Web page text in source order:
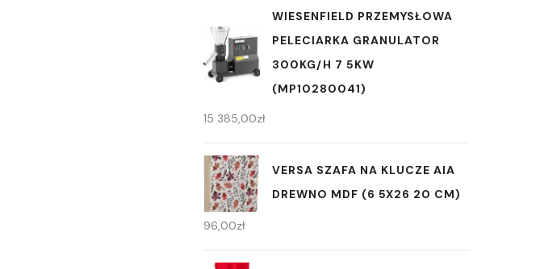
WIESENFIELD PRZEMYSŁOWA
PELECIARKA GRANULATOR
300KG/H 7 5KW
(MP10280041)
15 385,00zł
VERSA SZAFA NA KLUCZE AIA
DREWNO MDF (6 5X26 20 CM)
96,00zł